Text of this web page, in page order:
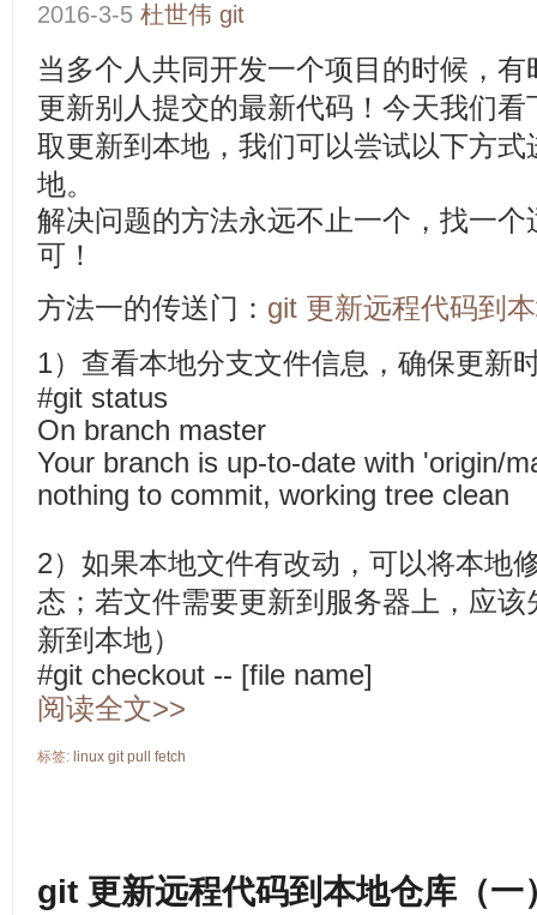
2016-3-5 杜世伟 git
当多个人共同开发一个项目的时候，
更新别人提交的最新代码！今天我们
取更新到本地，我们可以尝试以下方
地。
解决问题的方法永远不止一个，找一
可！
方法一的传送门： git 更新远程代码到
1）查看本地分支文件信息，确保更新
#git status
On branch master
Your branch is up-to-date with 'origin/
nothing to commit, working tree clean
2）如果本地文件有改动，可以将本地
态；若文件需要更新到服务器上，应
新到本地）
#git checkout -- [file name]
阅读全文>>
标签: linux git pull fetch
git 更新远程代码到本地仓库（一